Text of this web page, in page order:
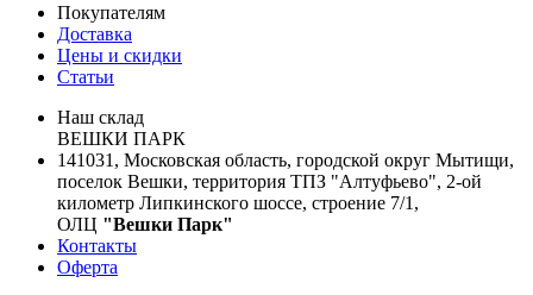
Покупателям
Доставка
Цены и скидки
Статьи
Наш склад
ВЕШКИ ПАРК
141031, Московская область, городской округ Мытищи,
поселок Вешки, территория ТПЗ "Алтуфьево", 2-ой
километр Липкинского шоссе, строение 7/1,
ОЛЦ "Вешки Парк"
Контакты
Оферта